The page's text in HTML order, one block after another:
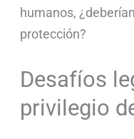
humanos,
protección?
Desafíos
privilegio